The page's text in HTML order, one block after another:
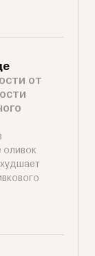
от
оливок